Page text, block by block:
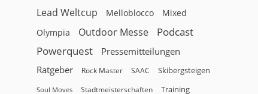
Lead Weltcup Melloblocco Mixed
Olympia Outdoor Messe
Podcast
Powerquest
Pressemitteilungen
Ratgeber Rock Master SAAC Skibergsteigen
Soul Moves Stadtmeisterschaften Training